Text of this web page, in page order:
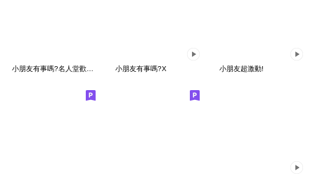
小朋友有事嗎?X 小朋友超激動!